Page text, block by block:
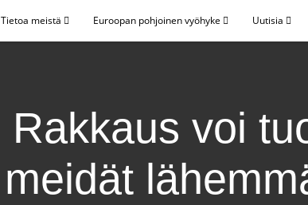
Tietoa meistä Euroopan pohjoinen vyöhyke Uutisia
Rakkaus voi
meidät